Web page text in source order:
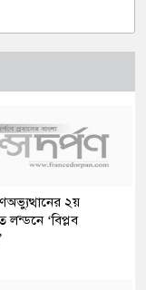
২য়
লন্ডনে ‘বিপ্লব